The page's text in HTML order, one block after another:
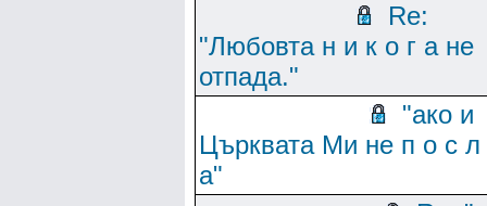
Re:
"Любовта н и к о г а не
отпада."
"ако и
Църквата Ми не п о с
а"